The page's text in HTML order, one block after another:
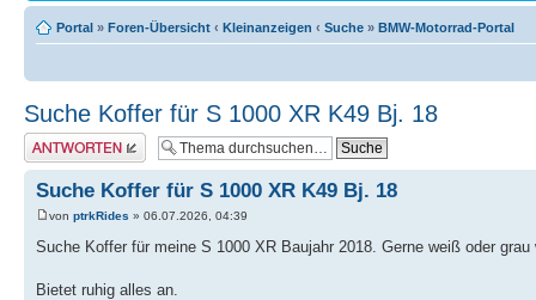
Portal » Foren-Übersicht ‹ Kleinanzeigen ‹ Suche » BMW-Motorrad-Portal
Suche Koffer für S 1000 XR K49 Bj. 18
Antwort erstellen
Suche Koffer für S 1000 XR K49 Bj. 18
von ptrkRides » 06.07.2026, 04:39
Suche Koffer für meine S 1000 XR Baujahr 2018. Gerne weiß oder grau
Bietet ruhig alles an.